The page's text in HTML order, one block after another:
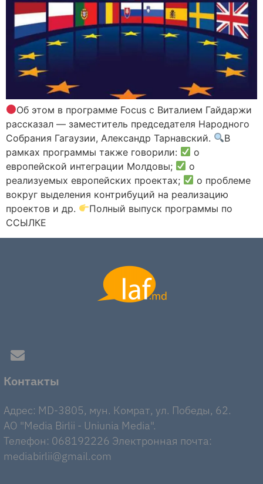
Об этом в программе Focus с Виталием Гайдаржи
рассказал — заместитель председателя Народного
Собрания Гагаузии, Александр Тарнавский.
В
рамках программы также говорили:
о
европейской интеграции Молдовы;
о
реализуемых европейских проектах;
о проблеме
вокруг выделения контрибуций на реализацию
проектов и др.
Полный выпуск программы по
ССЫЛКЕ
Контакты
Адрес: MD-3805, мун. Комрат, ул. Победы, 62.
AO "Media Birlii - Uniunia Media".
Телефон: 068192226 Электронная почта:
mediabirlii@gmail.com